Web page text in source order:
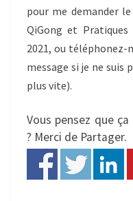
pour me demander
QiGong et
2021, ou téléphonez-
message si je ne suis
plus vite).
Vous pensez que
? Merci de Partager.